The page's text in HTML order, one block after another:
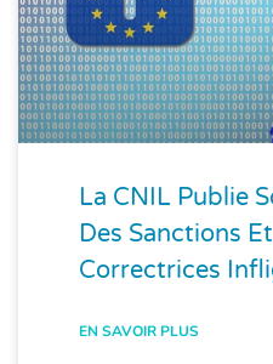
La CNIL Publie
Des Sanctions
Correctrices
EN SAVOIR PLUS